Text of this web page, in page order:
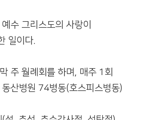
수 그리스도의 사랑이
일이다.
주 월례회를 하며, 매주 1회
산병원 74병동(호스피스병동)